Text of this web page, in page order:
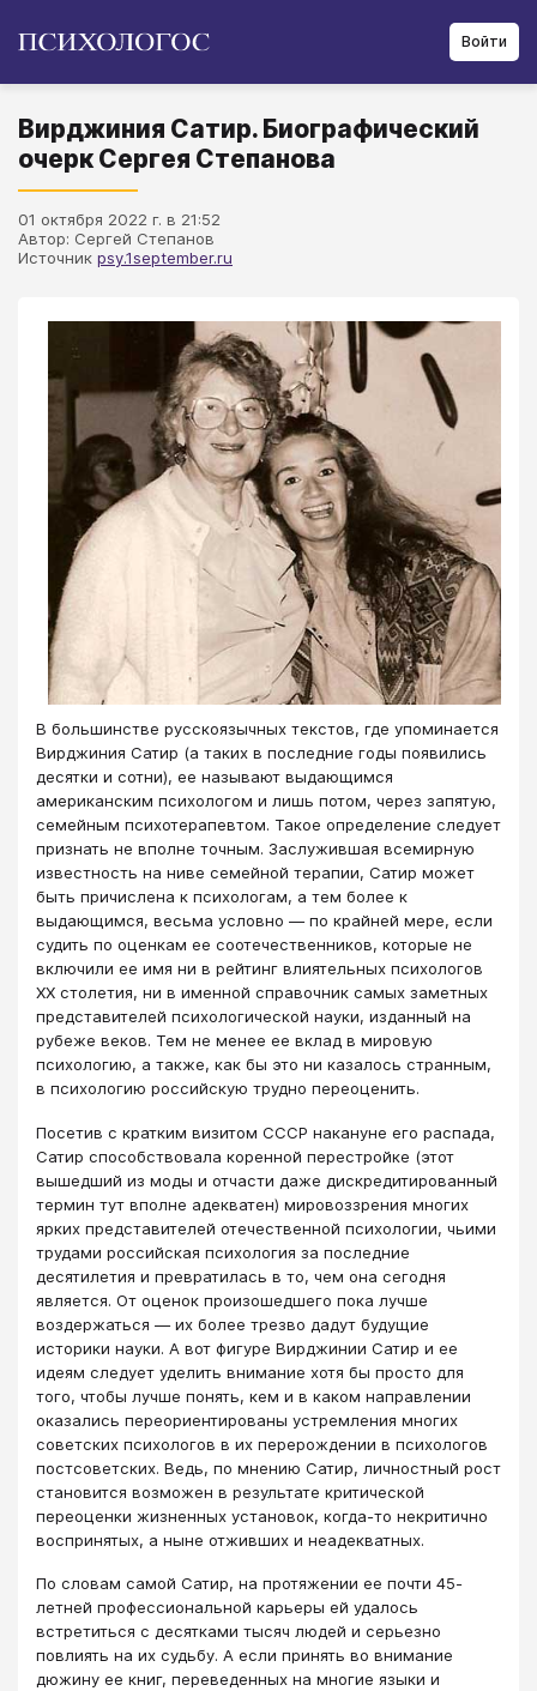
Войти
Вирджиния Сатир. Биографический
очерк Сергея Степанова
01 октября 2022 г. в 21:52
Автор: Сергей Степанов
Источник psy.1september.ru
​В большинстве русскоязычных текстов, где упоминается
Вирджиния Сатир (а таких в последние годы появились
десятки и сотни), ее называют выдающимся
американским психологом и лишь потом, через запятую,
семейным психотерапевтом. Такое определение следует
признать не вполне точным. Заслужившая всемирную
известность на ниве семейной терапии, Сатир может
быть причислена к психологам, а тем более к
выдающимся, весьма условно — по крайней мере, если
судить по оценкам ее соотечественников, которые не
включили ее имя ни в рейтинг влиятельных психологов
ХХ столетия, ни в именной справочник самых заметных
представителей психологической науки, изданный на
рубеже веков. Тем не менее ее вклад в мировую
психологию, а также, как бы это ни казалось странным,
в психологию российскую трудно переоценить.
Посетив с кратким визитом СССР накануне его распада,
Сатир способствовала коренной перестройке (этот
вышедший из моды и отчасти даже дискредитированный
термин тут вполне адекватен) мировоззрения многих
ярких представителей отечественной психологии, чьими
трудами российская психология за последние
десятилетия и превратилась в то, чем она сегодня
является. От оценок произошедшего пока лучше
воздержаться — их более трезво дадут будущие
историки науки. А вот фигуре Вирджинии Сатир и ее
идеям следует уделить внимание хотя бы просто для
того, чтобы лучше понять, кем и в каком направлении
оказались переориентированы устремления многих
советских психологов в их перерождении в психологов
постсоветских. Ведь, по мнению Сатир, личностный рост
становится возможен в результате критической
переоценки жизненных установок, когда-то некритично
воспринятых, а ныне отживших и неадекватных.
По словам самой Сатир, на протяжении ее почти 45-
летней профессиональной карьеры ей удалось
встретиться с десятками тысяч людей и серьезно
повлиять на их судьбу. А если принять во внимание
дюжину ее книг, переведенных на многие языки и